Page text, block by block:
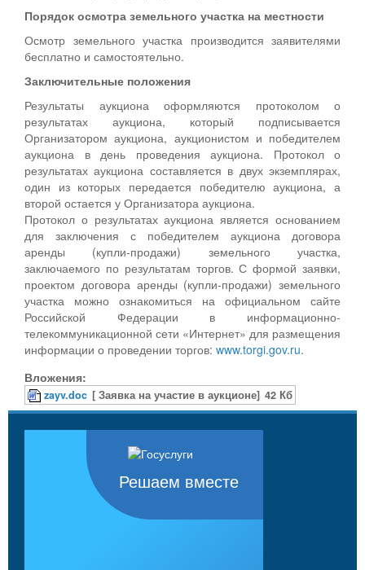
Порядок осмотра земельного участка на местности
Осмотр земельного участка производится заявителями
бесплатно и самостоятельно.
Заключительные положения
Результаты аукциона оформляются протоколом о
результатах аукциона, который подписывается
Организатором аукциона, аукционистом и победителем
аукциона в день проведения аукциона. Протокол о
результатах аукциона составляется в двух экземплярах,
один из которых передается победителю аукциона, а
второй остается у Организатора аукциона.
Протокол о результатах аукциона является основанием
для заключения с победителем аукциона договора
аренды (купли-продажи) земельного участка,
заключаемого по результатам торгов. С формой заявки,
проектом договора аренды (купли-продажи) земельного
участка можно ознакомиться на официальном сайте
Российской Федерации в информационно-
телекоммуникационной сети «Интернет» для размещения
информации о проведении торгов: www.torgi.gov.ru.
Вложения:
zayv.doc [ Заявка на участие в аукционе] 42 Кб
Решаем вместе